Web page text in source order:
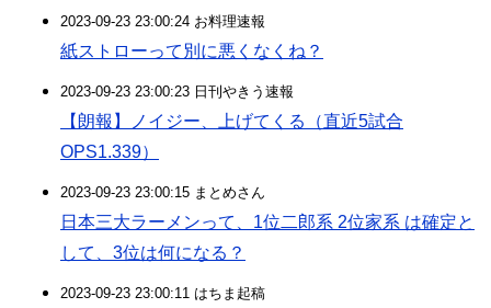
2023-09-23 23:00:24 お料理速報
紙ストローって別に悪くなくね？
2023-09-23 23:00:23 日刊やきう速報
【朗報】ノイジー、上げてくる（直近5試合
OPS1.339）
2023-09-23 23:00:15 まとめさん
日本三大ラーメンって、1位二郎系 2位家系 は確定と
して、3位は何になる？
2023-09-23 23:00:11 はちま起稿